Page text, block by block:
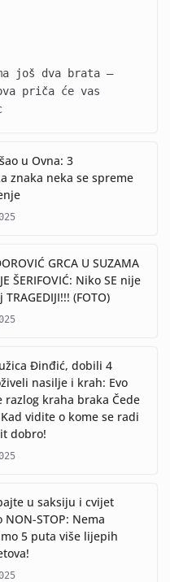
još dva brata –
priča će vas
u Ovna: 3
znaka neka se spreme
GRCA U SUZAMA
ŠERIFOVIĆ: Niko SE nije
(FOTO)
Đinđić, dobili 4
nasilje i krah: Evo
razlog kraha braka Čede
Kad vidite o kome se radi
dobro!
u saksiju i cvijet
STOP: Nema
5 puta više lijepih